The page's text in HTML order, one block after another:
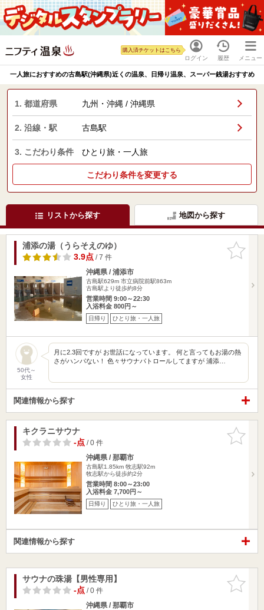
ログイン
購入済チケットはこちら
履歴 メニュー
一人旅におすすめの古島駅(沖縄県)近くの温泉、日帰り温泉、スーパー銭湯おすすめ
1. 都道府県 九州・沖縄 / 沖縄県
2. 沿線・駅 古島駅
3. こだわり条件 ひとり旅・一人旅
こだわり条件を変更する
リストから探す 地図から探す
お気に入
りに追加
浦添の湯（うらそえのゆ）
3.9点/ 7 件
沖縄県 / 浦添市
古島駅629m 市立病院前駅863m
古島駅より徒歩約8分
営業時間 9:00～22:30
入浴料金 800円～
日帰り ひとり旅・一人旅
50代～
女性
月に2.3回ですが お世話になっています。 何と言ってもお湯の熱
さがハンパない！ 色々サウナパトロールしてますが 浦添…
関連情報から探す
お気に入
りに追加
キクラニサウナ
-点/ 0 件
沖縄県 / 那覇市
古島駅1.85km 牧志駅92m
牧志駅から徒歩約2分
営業時間 8:00～23:00
入浴料金 7,700円～
日帰り ひとり旅・一人旅
関連情報から探す
お気に入
りに追加
サウナの珠湯【男性専用】
-点/ 0 件
沖縄県 / 那覇市